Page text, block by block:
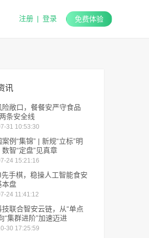
注册 | 登录 免费体验
讯
险敞口，餐餐安严守食品
条安全线
31 10:53:30
例“集锦” | 新规“立标”明
智“定盘”见真章
24 15:21:16
手棋，稳操人工智能食安
本盘
24 11:41:12
联合智安云链，从“单点
“集群进阶”加速迈进
30 17:25:59